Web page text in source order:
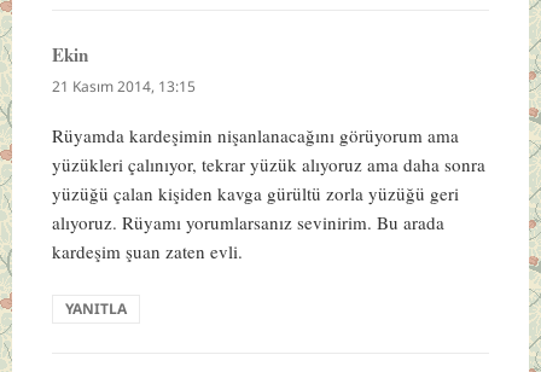
Ekindedi
ki:
21 Kasım 2014, 13:15
Rüyamda kardeşimin nişanlanacağını görüyorum ama
yüzükleri çalınıyor, tekrar yüzük alıyoruz ama daha sonra
yüzüğü çalan kişiden kavga gürültü zorla yüzüğü geri
alıyoruz. Rüyamı yorumlarsanız sevinirim. Bu arada
kardeşim şuan zaten evli.
YANITLA